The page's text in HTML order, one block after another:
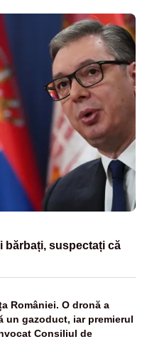
bărbați, suspectați că
României. O dronă a
un gazoduct, iar premierul
Consiliul de